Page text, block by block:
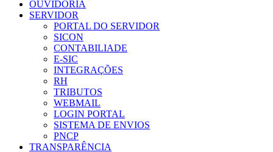
OUVIDORIA
SERVIDOR
PORTAL DO SERVIDOR
SICON
CONTABILIADE
E-SIC
INTEGRAÇÕES
RH
TRIBUTOS
WEBMAIL
LOGIN PORTAL
SISTEMA DE ENVIOS
PNCP
TRANSPARÊNCIA